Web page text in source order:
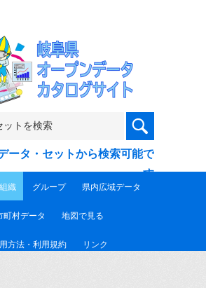
ータ・セットから検索可能で
す
組織 グループ 県内広域データ
町村データ 地図で見る
方法・利用規約 リンク